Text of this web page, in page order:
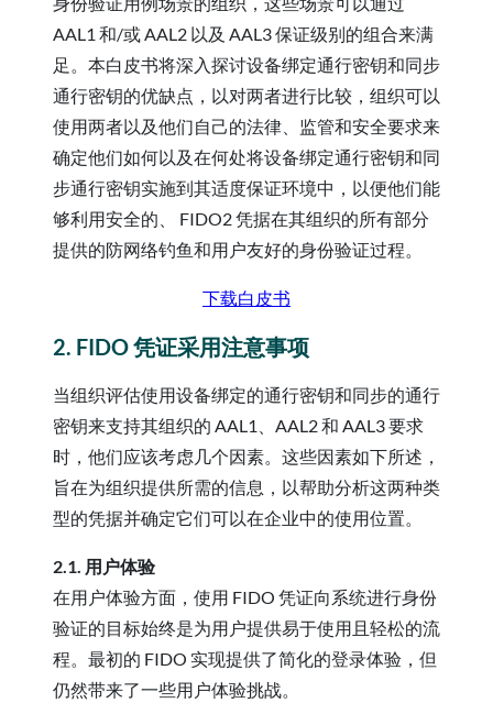
AAL1 和/或 AAL2 以及 AAL3 保证级别的组合来满
足。本白皮书将深入探讨设备绑定通行密钥和同步
通行密钥的优缺点，以对两者进行比较，组织可以
使用两者以及他们自己的法律、监管和安全要求来
确定他们如何以及在何处将设备绑定通行密钥和同
步通行密钥实施到其适度保证环境中，以便他们能
够利用安全的、 FIDO2 凭据在其组织的所有部分
提供的防网络钓鱼和用户友好的身份验证过程。
下载白皮书
2. FIDO 凭证采用注意事项
当组织评估使用设备绑定的通行密钥和同步的通行
密钥来支持其组织的 AAL1、AAL2 和 AAL3 要求
时，他们应该考虑几个因素。这些因素如下所述，
旨在为组织提供所需的信息，以帮助分析这两种类
型的凭据并确定它们可以在企业中的使用位置。
2.1. 用户体验
在用户体验方面，使用 FIDO 凭证向系统进行身份
验证的目标始终是为用户提供易于使用且轻松的流
程。最初的 FIDO 实现提供了简化的登录体验，但
仍然带来了一些用户体验挑战。